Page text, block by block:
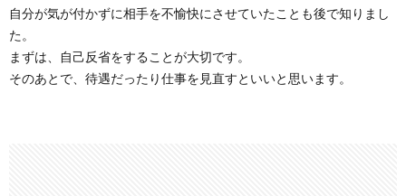
自分が気が付かずに相手を不愉快にさせていたことも後で知りまし
た。
まずは、自己反省をすることが大切です。
そのあとで、待遇だったり仕事を見直すといいと思います。